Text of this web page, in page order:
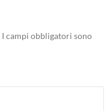
I campi obbligatori sono